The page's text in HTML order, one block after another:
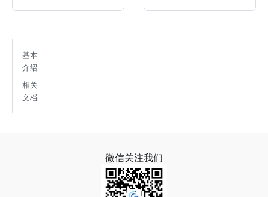
基本
介绍
相关
文档
微信关注我们